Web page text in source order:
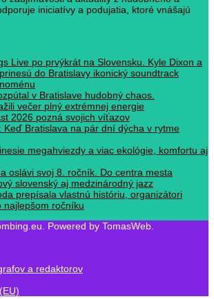
iniciatívy a podujatia, ktoré vnášajú
Live po prvýkrát na Slovensku. Kyle Dixon a
do Bratislavy ikonický soundtrack
v Bratislave hudobný chaos.
večer plný extrémnej energie
2026 pozná svojich víťazov
Keď Bratislava na pár dní dýcha v rytme
megahviezdy a viac ekológie, komfortu aj
oslávi svoj 8. ročník. Do centra mesta
slovenský aj medzinárodný jazz
prepísala vlastnú históriu, organizátori
najlepšom ročníku
Powered by TomasWeb.
a redaktorov